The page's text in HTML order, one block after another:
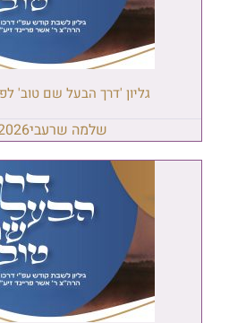
גליון 'דרך הבעל שם טוב'
שלמה שרעבי